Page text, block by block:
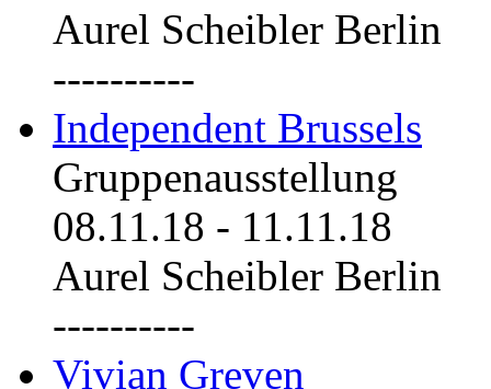
Aurel Scheibler Berlin
----------
Independent Brussels
Gruppenausstellung
08.11.18 - 11.11.18
Aurel Scheibler Berlin
----------
Vivian Greven